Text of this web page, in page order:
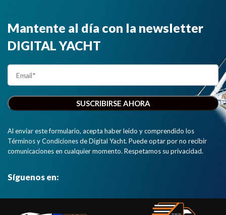
Mantente al día con la newsletter
DIGITAL YACHT
Al enviar este formulario, acepta haber leído y comprendido los
Términos y Condiciones de Digital Yacht. Puede optar por no recibir
comunicaciones en cualquier momento. Respetamos su privacidad.
Síguenos en: